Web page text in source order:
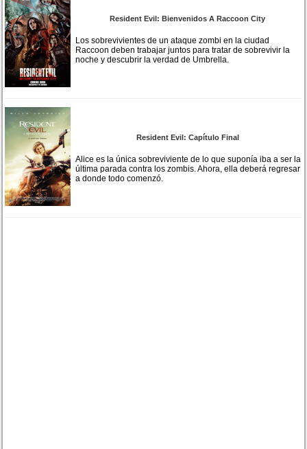
Resident Evil: Bienvenidos A Raccoon City
Los sobrevivientes de un ataque zombi en la ciudad
Raccoon deben trabajar juntos para tratar de sobrevivir la
noche y descubrir la verdad de Umbrella.
Resident Evil: Capítulo Final
Alice es la única sobreviviente de lo que suponía iba a ser la
última parada contra los zombis. Ahora, ella deberá regresar
a donde todo comenzó.